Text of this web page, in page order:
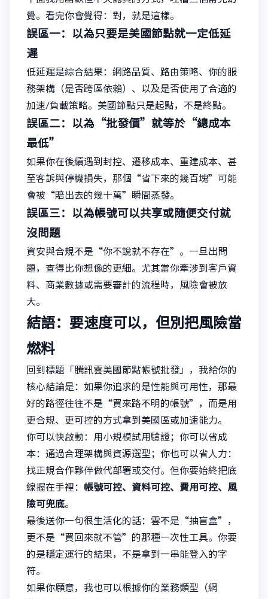
覺。看完你會覺得：對，就是這樣。
誤區一：以為只要是美國節點就一定低延
遲
低延遲是綜合結果：網路品質、路由策略、你的服
務架構（是否跨區依賴）、以及是否使用了合適的
加速/負載策略。美國節點只是起點，不是終點。
誤區二：以為“批發價”就等於“總成本
最低”
如果你在後續遇到封控、遷移成本、重建成本、甚
至客訴與停機損失，那個“省下來的幾百塊”可能
會被“賠出去的幾十萬”瞬間蒸發。
誤區三：以為帳號可以共享或隨便交付就
沒問題
資安與合規不是“你不說就不存在”。一旦出問
題，查得比你想像的更細。尤其當你牽涉到客戶資
料、商業數據或需要審計的流程時，風險會被放
大。
結語：要速度可以，但別把風險當
燃料
回到標題「騰訊雲美國節點帳號批發」，我給你的
核心結論是：如果你追求的是性能與可用性，那最
好的路徑往往不是“買來路不明的帳號”，而是用
更合規、更可控的方式拿到美國區或加速能力。
你可以快啟動：用小規模試用驗證；你可以省成
本：通過合理架構與資源選型；你也可以省人力：
找正規合作夥伴做代部署或交付。但你要始終把底
線握在手裡： 帳號可控、資料可控、費用可控、風
險可兜底。
最後送你一句很生活化的話：雲不是“抽盲盒”，
更不是“買回來就不管”的那種一次性工具。你要
的是穩定運行的結果，不是拿到一串能登入的字
符。
如果你願意，我也可以根據你的業務類型（網